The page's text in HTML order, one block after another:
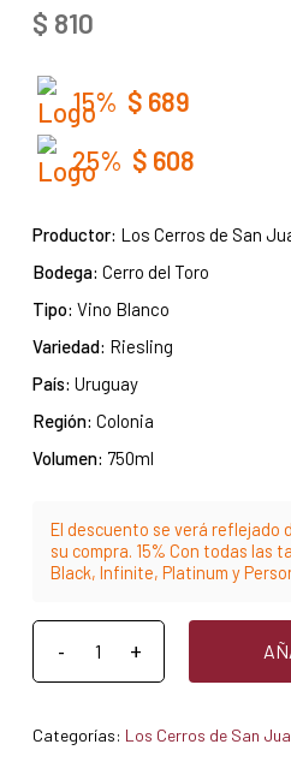
$ 810
15% $ 689
25% $ 608
Productor: Los Cerros de San
Bodega: Cerro del Toro
Tipo: Vino Blanco
Variedad: Riesling
País: Uruguay
Región: Colonia
Volumen: 750ml
El descuento se verá reflejado
su compra. 15% Con todas las
Black, Infinite, Platinum y
Categorías: Los Cerros de San